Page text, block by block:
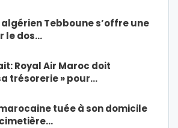
Tebboune s’offre une
le dos…
Royal Air Maroc doit
trésorerie » pour…
tuée à son domicile